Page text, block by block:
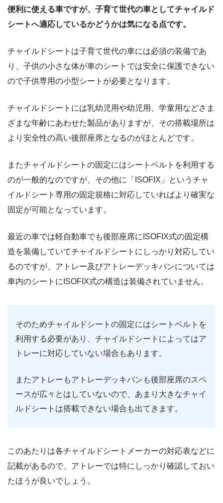
便利に使える車ですが、子育て世代の車としてチャイルド
シートへ適応しているかどうかは気になる点です。
チャイルドシートは子育て世代の車には必須の装備であ
り、子供の小さな体が車のシートでは安全に保護できない
ので子供専用の小型シートが必要となります。
チャイルドシートには乳幼児用や幼児用、学童用などさま
ざまな年齢にあわせた製品がありますが、その搭載場所は
より安全性の高い後部座席となるのがほとんどです。
またチャイルドシートの固定にはシートベルトを利用する
のが一般的なのですが、その他に「ISOFIX」というチャ
イルドシート専用の固定規格に対応していればより確実な
固定が可能となっています。
最近の車では軽自動車でも後部座席にISOFIX式の固定構
造を装備していてチャイルドシートにしっかり対応してい
るのですが、アトレー及びアトレーデッキバンについては
車内のシートにISOFIX式の構造は装備されていません。
そのためチャイルドシートの固定にはシートベルトを
利用する必要があり、チャイルドシートによってはア
トレーに対応していない場合もあります。
またアトレーもアトレーデッキバンも後部座席のスペ
ースが広々とはしていないので、あまり大きなチャイ
ルドシートは搭載できない場合も出てきます。
このあたりは各チャイルドシートメーカーの対応表などに
記載があるので、アトレーでは特にしっかり確認しておい
たほうが良いでしょう。